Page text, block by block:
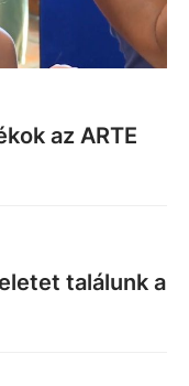
az ARTE
találunk a